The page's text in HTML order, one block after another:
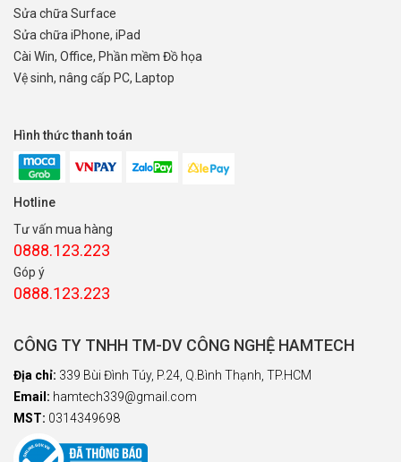
Sửa chữa Surface
Sửa chữa iPhone, iPad
Cài Win, Office, Phần mềm Đồ họa
Vệ sinh, nâng cấp PC, Laptop
Hình thức thanh toán
Hotline
Tư vấn mua hàng
0888.123.223
Góp ý
0888.123.223
CÔNG TY TNHH TM-DV CÔNG NGHỆ HAMTECH
Địa chỉ: 339 Bùi Đình Túy, P.24, Q.Bình Thạnh, TP.HCM
Email: hamtech339@gmail.com
MST: 0314349698